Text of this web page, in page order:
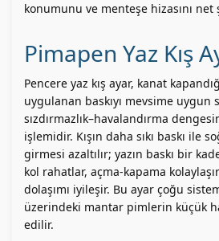
konumunu ve menteşe hizasını net
Pimapen Yaz Kış
Pencere yaz kış ayar, kanat
uygulanan baskıyı mevsime uygun
sızdırmazlık–havalandırma
işlemidir. Kışın daha sıkı baskı ile
girmesi azaltılır; yazın baskı bir
kol rahatlar, açma-kapama
dolaşımı iyileşir. Bu ayar çoğu
üzerindeki mantar pimlerin küçük
edilir.